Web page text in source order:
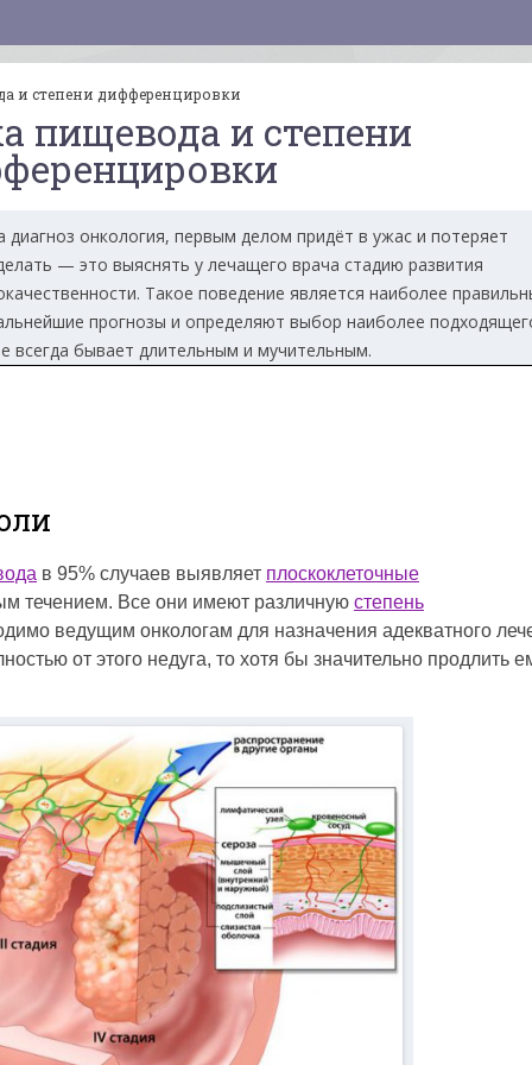
и степени дифференцировки
пищевода и степени
онкология, первым делом придёт в ужас и потеряет
— это выяснять у лечащего врача стадию развития
Такое поведение является наиболее
прогнозы и определяют выбор наиболее
всегда бывает длительным и мучительным.
в 95% случаев выявляет плоскоклеточные
течением. Все они имеют различную степень
ведущим онкологам для назначения адекватного
от этого недуга, то хотя бы значительно продлить